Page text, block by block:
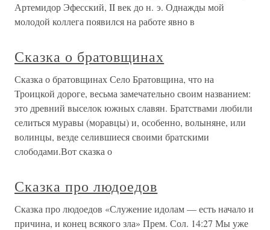
Артемидор Эфесский, II век до н. э. Однажды мой
молодой коллега появился на работе явно в
Сказка о братовщинах
Сказка о братовщинах Село Братовщина, что на
Троицкой дороге, весьма замечательно своим названием:
это древний выселок южных славян. Братствами любили
селиться муравы (моравцы) и, особенно, волыняне, или
волинцы, везде селившиеся своими братскими
слободами.Вот сказка о
Сказка про людоедов
Сказка про людоедов «Служение идолам — есть начало и
причина, и конец всякого зла» Прем. Сол. 14:27 Мы уже